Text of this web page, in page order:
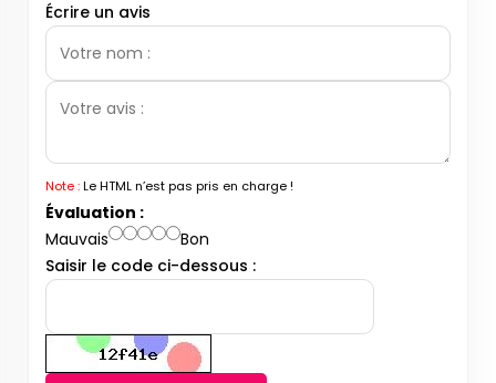
Écrire un avis
Note :Le HTML n’est pas pris en charge !
Évaluation :
Mauvais
Bon
Saisir le code ci-dessous :